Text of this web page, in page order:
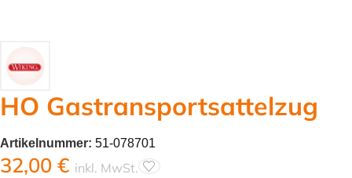
HO Gastransportsattelzug
Artikelnummer: 51-078701
32,00 € inkl. MwSt.